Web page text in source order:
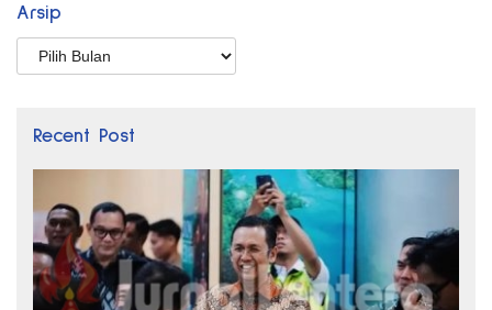
Arsip
Arsip
Recent Post